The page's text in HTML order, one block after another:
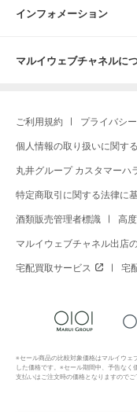
インフォメーション
マルイウェブチャネルに
ご利用規約 プライバシ
個人情報の取り扱いに関す
丸井グループ カスタマーハ
特定商取引に関する法律に
酒類販売管理者標識 高
マルイウェブチャネル出店
宅配買取サービス 宅
※セール商品の比較対象価格はマルイウェ
した価格です。※セール期間中、予告なく
支払いはご注文時の価格となりますのでご